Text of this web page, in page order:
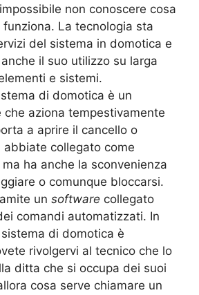
non conoscere cosa
La tecnologia sta
del sistema in domotica e
il suo utilizzo su larga
e sistemi.
di domotica è un
che aziona tempestivamente
a aprire il cancello o
abbiate collegato come
ha anche la sconvenienza
o comunque bloccarsi.
un software collegato
comandi automatizzati. In
di domotica è
rivolgervi al tecnico che lo
ditta che si occupa dei suoi
cosa serve chiamare un